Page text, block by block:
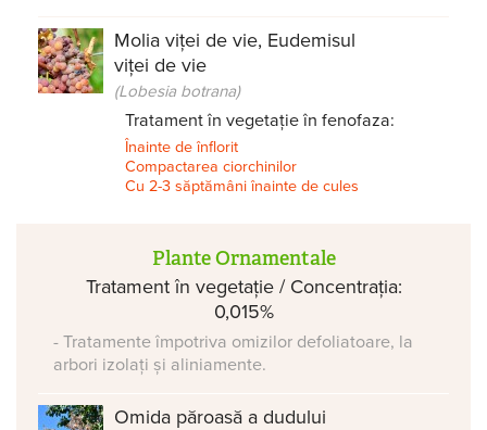
Molia viței de vie, Eudemisul
viței de vie
(Lobesia botrana)
Tratament în vegetație în fenofaza:
Înainte de înflorit
Compactarea ciorchinilor
Cu 2-3 săptămâni înainte de cules
Plante Ornamentale
Tratament în vegetație / Concentrația:
0,015%
- Tratamente împotriva omizilor defoliatoare, la
arbori izolați și aliniamente.
Omida păroasă a dudului